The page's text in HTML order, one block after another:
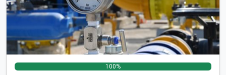
100%